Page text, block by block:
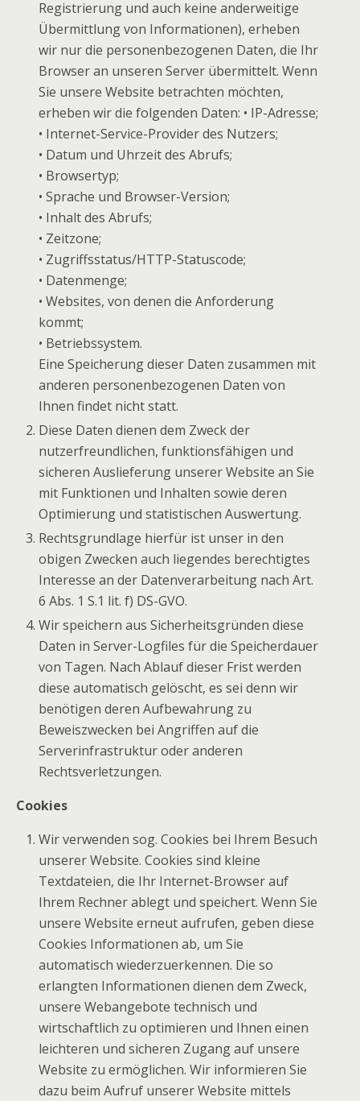
Registrierung und auch keine anderweitige
Übermittlung von Informationen), erheben
wir nur die personenbezogenen Daten, die Ihr
Browser an unseren Server übermittelt. Wenn
Sie unsere Website betrachten möchten,
erheben wir die folgenden Daten: • IP-Adresse;
• Internet-Service-Provider des Nutzers;
• Datum und Uhrzeit des Abrufs;
• Browsertyp;
• Sprache und Browser-Version;
• Inhalt des Abrufs;
• Zeitzone;
• Zugriffsstatus/HTTP-Statuscode;
• Datenmenge;
• Websites, von denen die Anforderung
kommt;
• Betriebssystem.
Eine Speicherung dieser Daten zusammen mit
anderen personenbezogenen Daten von
Ihnen findet nicht statt.
Diese Daten dienen dem Zweck der
nutzerfreundlichen, funktionsfähigen und
sicheren Auslieferung unserer Website an Sie
mit Funktionen und Inhalten sowie deren
Optimierung und statistischen Auswertung.
Rechtsgrundlage hierfür ist unser in den
obigen Zwecken auch liegendes berechtigtes
Interesse an der Datenverarbeitung nach Art.
6 Abs. 1 S.1 lit. f) DS-GVO.
Wir speichern aus Sicherheitsgründen diese
Daten in Server-Logfiles für die Speicherdauer
von Tagen. Nach Ablauf dieser Frist werden
diese automatisch gelöscht, es sei denn wir
benötigen deren Aufbewahrung zu
Beweiszwecken bei Angriffen auf die
Serverinfrastruktur oder anderen
Rechtsverletzungen.
Cookies
Wir verwenden sog. Cookies bei Ihrem Besuch
unserer Website. Cookies sind kleine
Textdateien, die Ihr Internet-Browser auf
Ihrem Rechner ablegt und speichert. Wenn Sie
unsere Website erneut aufrufen, geben diese
Cookies Informationen ab, um Sie
automatisch wiederzuerkennen. Die so
erlangten Informationen dienen dem Zweck,
unsere Webangebote technisch und
wirtschaftlich zu optimieren und Ihnen einen
leichteren und sicheren Zugang auf unsere
Website zu ermöglichen. Wir informieren Sie
dazu beim Aufruf unserer Website mittels